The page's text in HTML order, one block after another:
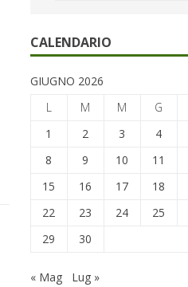
CALENDARIO
GIUGNO 2026
L
M M G
1
2 3 4
8
9 10 11
15
16 17 18
22
23 24 25
29
30
« Mag Lug »